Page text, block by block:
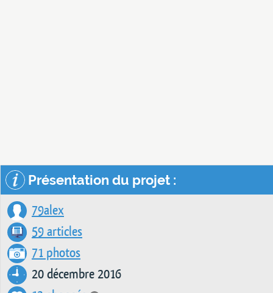
Présentation du projet :
79alex
59 articles
71 photos
20 décembre 2016